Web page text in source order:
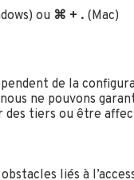
ou ⌘ + . (Mac)
de la
ne pouvons
tiers ou être
liés à